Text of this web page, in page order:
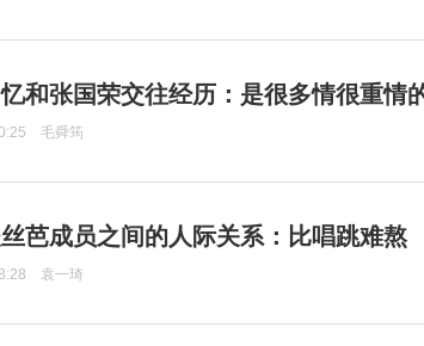
和张国荣交往经历：是很多情很重情
毛舜筠
芭成员之间的人际关系：比唱跳难熬
袁一琦